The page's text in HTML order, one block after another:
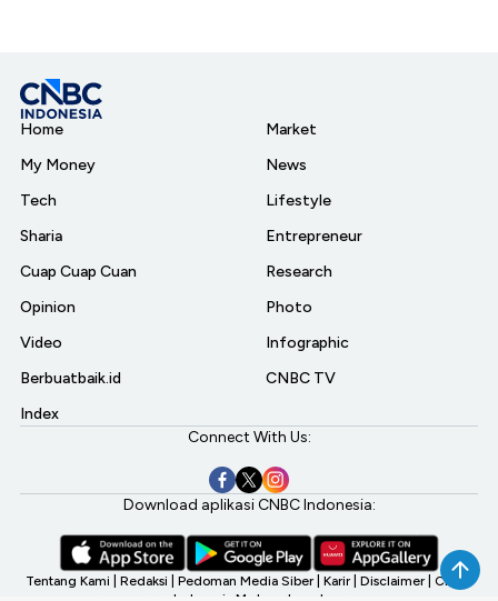
Home
My Money
Tech
Sharia
Cuap Cuap Cuan
Opinion
Video
Berbuatbaik.id
Index
Market
News
Lifestyle
Entrepreneur
Research
Photo
Infographic
CNBC TV
Connect With Us:
Download aplikasi CNBC Indonesia:
Tentang Kami Redaksi Pedoman Media Siber Karir Disclaimer CNBC